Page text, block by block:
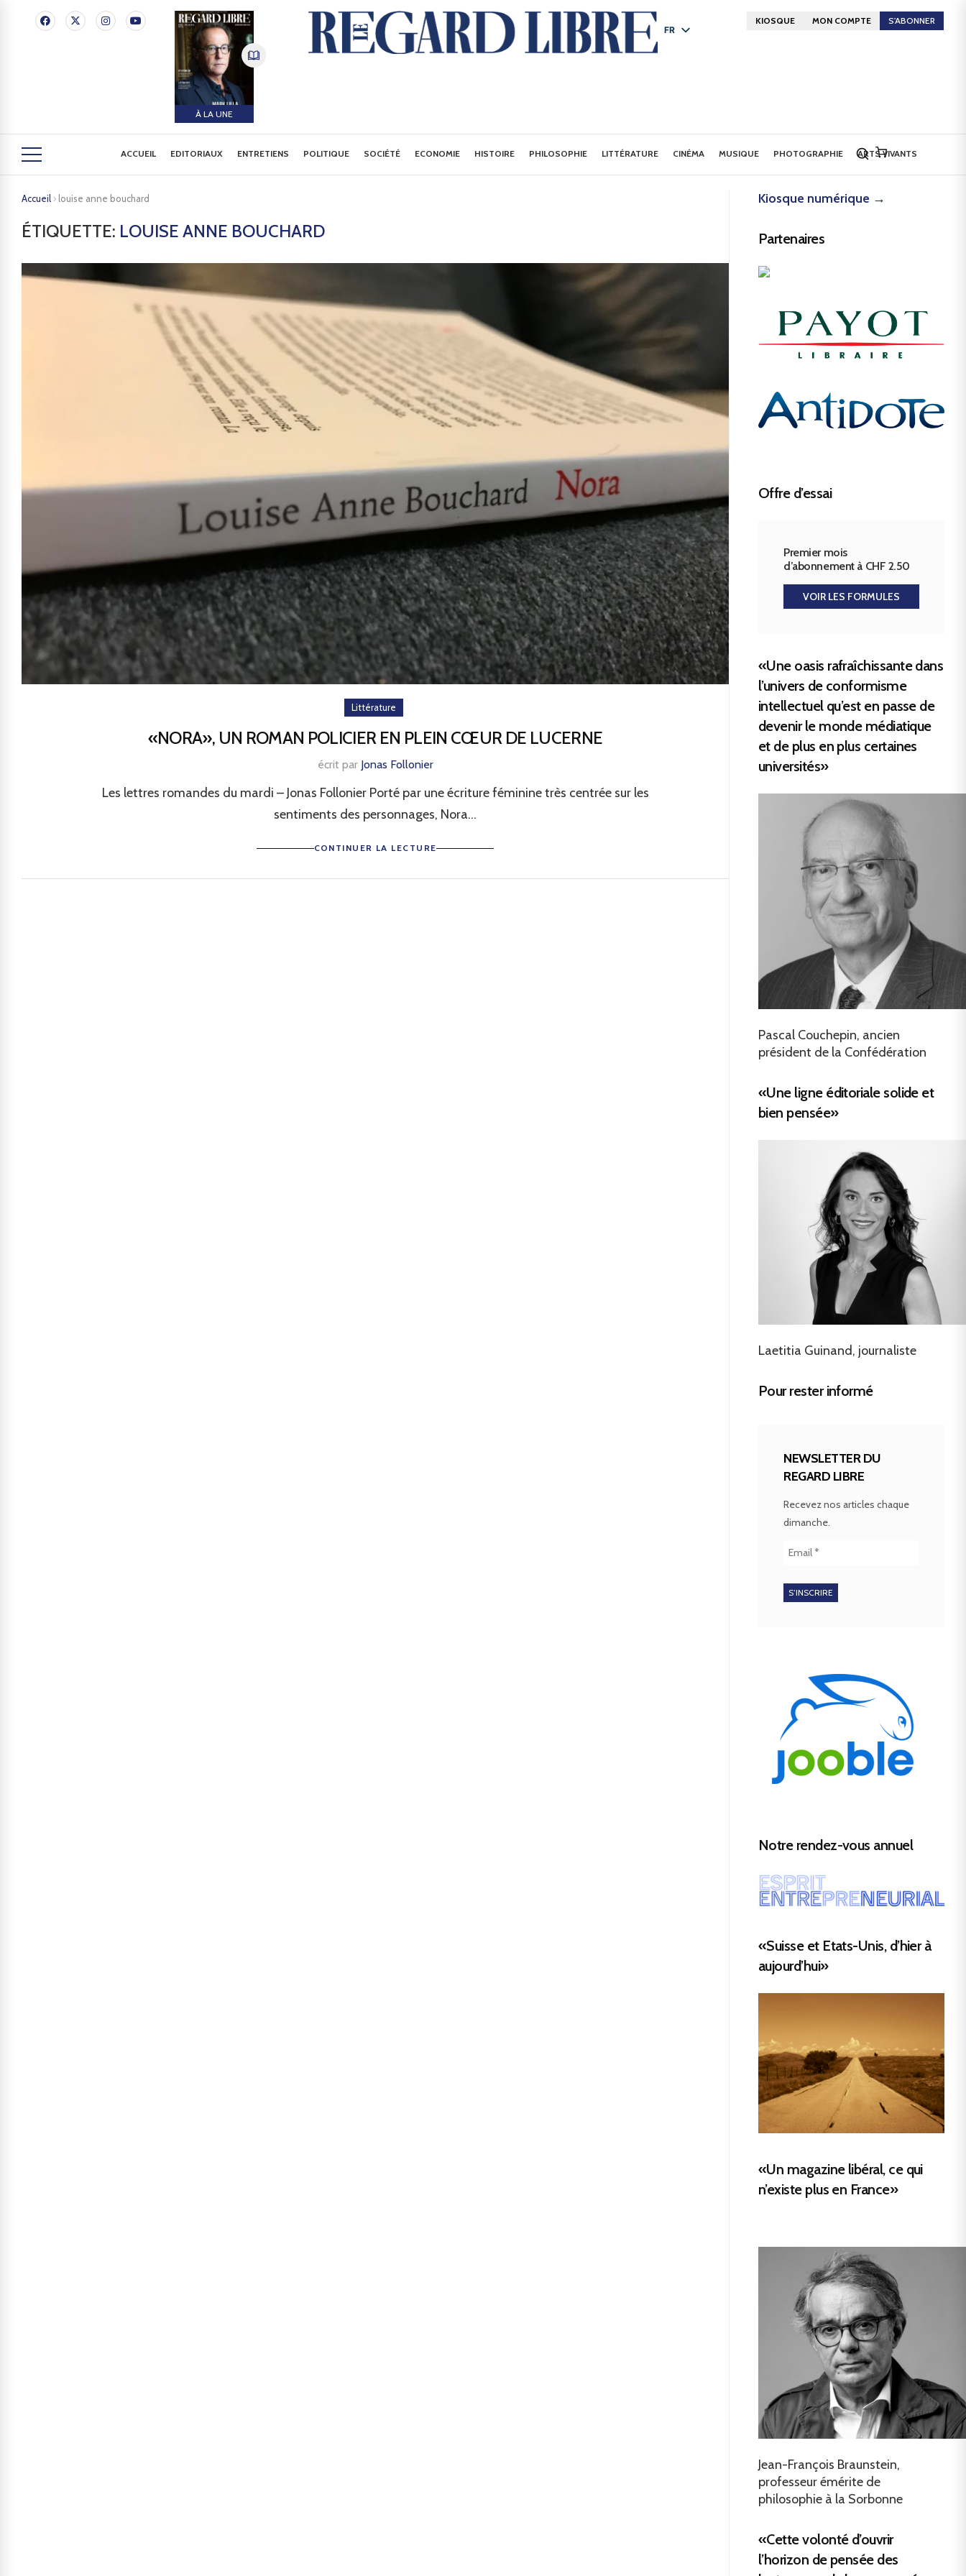
À LA UNE
FR
KIOSQUE MON COMPTE S'ABONNER
ACCUEIL EDITORIAUX ENTRETIENS POLITIQUE SOCIÉTÉ ECONOMIE HISTOIRE PHILOSOPHIE LITTÉRATURE CINÉMA MUSIQUE PHOTOGRAPHIE ARTS VIVANTS
Accueil › louise anne bouchard
ÉTIQUETTE: LOUISE ANNE BOUCHARD
Littérature
«NORA», UN ROMAN POLICIER EN PLEIN CŒUR DE LUCERNE
écrit par Jonas Follonier
Les lettres romandes du mardi – Jonas Follonier Porté par une écriture féminine très centrée sur les
sentiments des personnages, Nora...
CONTINUER LA LECTURE
Kiosque numérique →
Partenaires
Offre d’essai
Premier mois
d’abonnement à CHF 2.50
VOIR LES FORMULES
«Une oasis rafraîchissante dans
l’univers de conformisme
intellectuel qu’est en passe de
devenir le monde médiatique
et de plus en plus certaines
universités»
Pascal Couchepin, ancien
président de la Confédération
«Une ligne éditoriale solide et
bien pensée»
Laetitia Guinand, journaliste
Pour rester informé
NEWSLETTER DU
REGARD LIBRE
Recevez nos articles chaque
dimanche.
Notre rendez-vous annuel
«Suisse et Etats-Unis, d’hier à
aujourd’hui»
«Un magazine libéral, ce qui
n’existe plus en France»
Jean-François Braunstein,
professeur émérite de
philosophie à la Sorbonne
«Cette volonté d’ouvrir
l’horizon de pensée des